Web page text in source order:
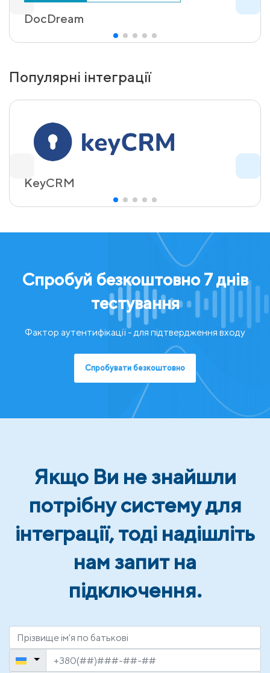
DocDream
Популярні інтеграції
KeyCRM
Спробуй безкоштовно 7 днів
тестування
Фактор аутентифікації - для підтвердження входу
Спробувати безкоштовно
Якщо Ви не знайшли
потрібну систему для
інтеграції, тоді надішліть
нам запит на
підключення.